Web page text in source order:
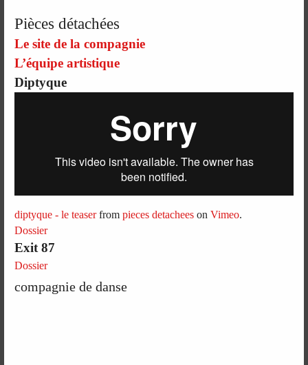
Pièces détachées
Le site de la compagnie
L’équipe artistique
Diptyque
diptyque - le teaserfrompieces detachees onVimeo.
Dossier
Exit 87
Dossier
compagnie de danse